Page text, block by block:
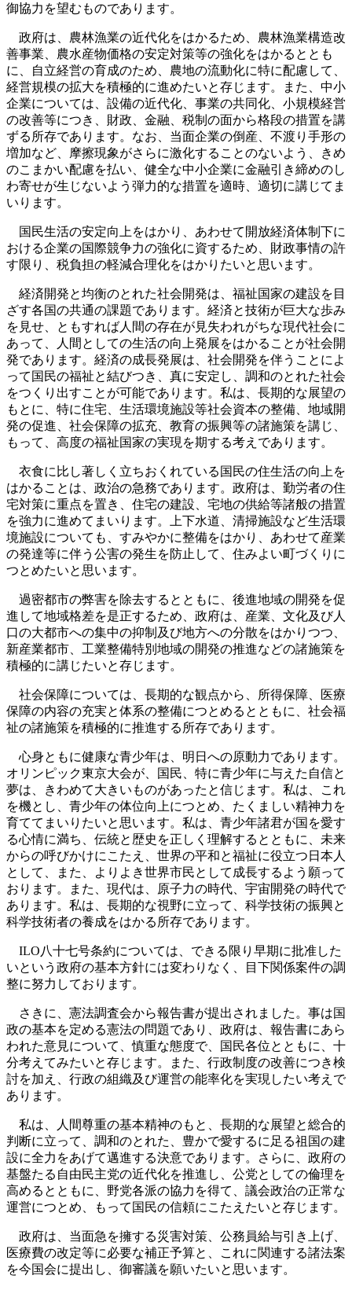
御協力を望むものであります。
政府は、農林漁業の近代化をはかるため、農林漁業構造改
善事業、農水産物価格の安定対策等の強化をはかるととも
に、自立経営の育成のため、農地の流動化に特に配慮して、
経営規模の拡大を積極的に進めたいと存じます。また、中小
企業については、設備の近代化、事業の共同化、小規模経営
の改善等につき、財政、金融、税制の面から格段の措置を講
ずる所存であります。なお、当面企業の倒産、不渡り手形の
増加など、摩擦現象がさらに激化することのないよう、きめ
のこまかい配慮を払い、健全な中小企業に金融引き締めのし
わ寄せが生じないよう弾力的な措置を適時、適切に講じてま
いります。
国民生活の安定向上をはかり、あわせて開放経済体制下に
おける企業の国際競争力の強化に資するため、財政事情の許
す限り、税負担の軽減合理化をはかりたいと思います。
経済開発と均衡のとれた社会開発は、福祉国家の建設を目
ざす各国の共通の課題であります。経済と技術が巨大な歩み
を見せ、ともすれば人間の存在が見失われがちな現代社会に
あって、人間としての生活の向上発展をはかることが社会開
発であります。経済の成長発展は、社会開発を伴うことによ
って国民の福祉と結びつき、真に安定し、調和のとれた社会
をつくり出すことが可能であります。私は、長期的な展望の
もとに、特に住宅、生活環境施設等社会資本の整備、地域開
発の促進、社会保障の拡充、教育の振興等の諸施策を講じ、
もって、高度の福祉国家の実現を期する考えであります。
衣食に比し著しく立ちおくれている国民の住生活の向上を
はかることは、政治の急務であります。政府は、勤労者の住
宅対策に重点を置き、住宅の建設、宅地の供給等諸般の措置
を強力に進めてまいります。上下水道、清掃施設など生活環
境施設についても、すみやかに整備をはかり、あわせて産業
の発達等に伴う公害の発生を防止して、住みよい町づくりに
つとめたいと思います。
過密都市の弊害を除去するとともに、後進地域の開発を促
進して地域格差を是正するため、政府は、産業、文化及び人
口の大都市への集中の抑制及び地方への分散をはかりつつ、
新産業都市、工業整備特別地域の開発の推進などの諸施策を
積極的に講じたいと存じます。
社会保障については、長期的な観点から、所得保障、医療
保障の内容の充実と体系の整備につとめるとともに、社会福
祉の諸施策を積極的に推進する所存であります。
心身ともに健康な青少年は、明日への原動力であります。
オリンピック東京大会が、国民、特に青少年に与えた自信と
夢は、きわめて大きいものがあったと信じます。私は、これ
を機とし、青少年の体位向上につとめ、たくましい精神力を
育ててまいりたいと思います。私は、青少年諸君が国を愛す
る心情に満ち、伝統と歴史を正しく理解するとともに、未来
からの呼びかけにこたえ、世界の平和と福祉に役立つ日本人
として、また、よりよき世界市民として成長するよう願って
おります。また、現代は、原子力の時代、宇宙開発の時代で
あります。私は、長期的な視野に立って、科学技術の振興と
科学技術者の養成をはかる所存であります。
ILO八十七号条約については、できる限り早期に批准した
いという政府の基本方針には変わりなく、目下関係案件の調
整に努力しております。
さきに、憲法調査会から報告書が提出されました。事は国
政の基本を定める憲法の問題であり、政府は、報告書にあら
われた意見について、慎重な態度で、国民各位とともに、十
分考えてみたいと存じます。また、行政制度の改善につき検
討を加え、行政の組織及び運営の能率化を実現したい考えで
あります。
私は、人間尊重の基本精神のもと、長期的な展望と総合的
判断に立って、調和のとれた、豊かで愛するに足る祖国の建
設に全力をあげて邁進する決意であります。さらに、政府の
基盤たる自由民主党の近代化を推進し、公党としての倫理を
高めるとともに、野党各派の協力を得て、議会政治の正常な
運営につとめ、もって国民の信頼にこたえたいと存じます。
政府は、当面急を擁する災害対策、公務員給与引き上げ、
医療費の改定等に必要な補正予算と、これに関連する諸法案
を今国会に提出し、御審議を願いたいと思います。